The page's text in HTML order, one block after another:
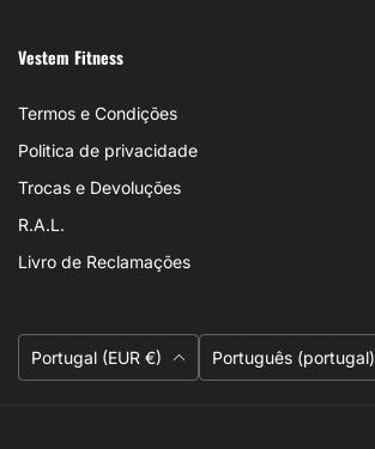
Vestem Fitness
Termos e Condições
Politica de privacidade
Trocas e Devoluções
R.A.L.
Livro de Reclamações
Moeda
Portugal (EUR €)
Linguagem
Português (portugal)